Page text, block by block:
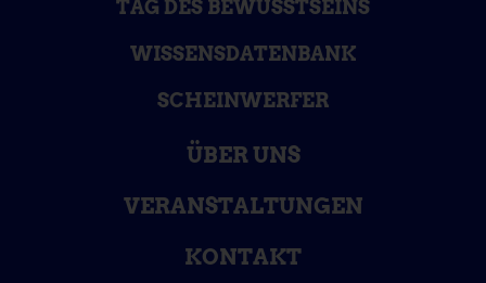
TAG DES BEWUSSTSEINS
WISSENSDATENBANK
SCHEINWERFER
ÜBER UNS
VERANSTALTUNGEN
KONTAKT